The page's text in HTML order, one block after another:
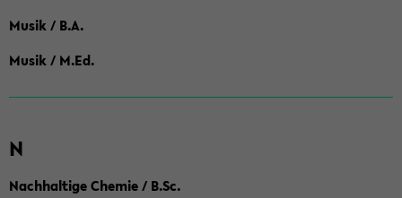
Musik / B.A.
Musik / M.Ed.
N
Nachhaltige Chemie / B.Sc.